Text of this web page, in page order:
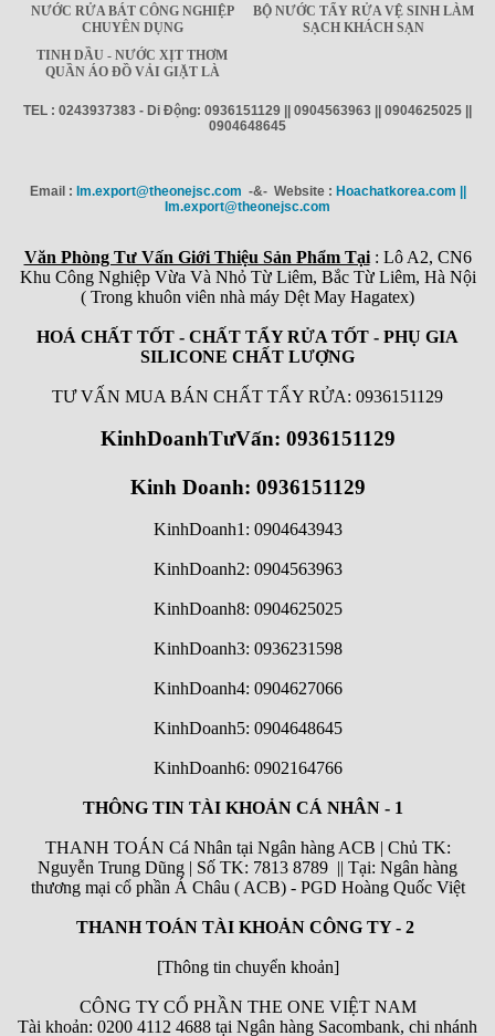
NƯỚC RỬA BÁT CÔNG NGHIỆP
CHUYÊN DỤNG
BỘ NƯỚC TẨY RỬA VỆ SINH LÀM
SẠCH KHÁCH SẠN
TINH DẦU - NƯỚC XỊT THƠM
QUẦN ÁO ĐỒ VẢI GIẶT LÀ
TEL : 0243937383 - Di Động: 0936151129 || 0904563963 || 0904625025 ||
0904648645
Email : Im.export@theonejsc.com -&- Website : Hoachatkorea.com ||
Im.export@theonejsc.com
Văn Phòng Tư Vấn Giới Thiệu Sản Phẩm Tại: Lô A2, CN6
Khu Công Nghiệp Vừa Và Nhỏ Từ Liêm, Bắc Từ Liêm, Hà Nội
( Trong khuôn viên nhà máy Dệt May Hagatex)
HOÁ CHẤT TỐT - CHẤT TẨY RỬA TỐT - PHỤ GIA
SILICONE CHẤT LƯỢNG
TƯ VẤN MUA BÁN CHẤT TẨY RỬA: 0936151129
KinhDoanhTưVấn: 0936151129
Kinh Doanh: 0936151129
KinhDoanh1: 0904643943
KinhDoanh2: 0904563963
KinhDoanh8: 0904625025
KinhDoanh3: 0936231598
KinhDoanh4: 0904627066
KinhDoanh5: 0904648645
KinhDoanh6: 0902164766
THÔNG TIN TÀI KHOẢN CÁ NHÂN - 1
THANH TOÁN Cá Nhân tại Ngân hàng ACB | Chủ TK:
Nguyễn Trung Dũng | Số TK: 7813 8789 || Tại: Ngân hàng
thương mại cổ phần Á Châu ( ACB) - PGD Hoàng Quốc Việt
THANH TOÁN TÀI KHOẢN CÔNG TY - 2
[Thông tin chuyển khoản]
CÔNG TY CỔ PHẦN THE ONE VIỆT NAM
Tài khoản: 0200 4112 4688 tại Ngân hàng Sacombank, chi nhánh